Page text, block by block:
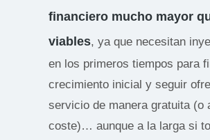
financiero mucho mayor
viables, ya que necesitan
en los primeros tiempos para
crecimiento inicial y seguir
servicio de manera gratuita (o
coste)… aunque a la larga si